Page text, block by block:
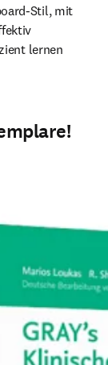
Stil, mit
lernen
in neuem Tab/